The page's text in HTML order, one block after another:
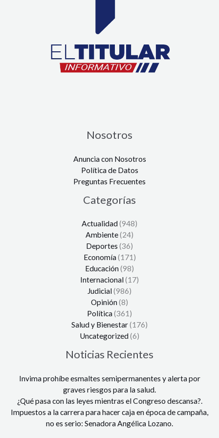
Nosotros
Anuncia con Nosotros
Política de Datos
Preguntas Frecuentes
Categorías
Actualidad(948)
Ambiente(24)
Deportes (36)
Economía(171)
Educación(98)
Internacional(17)
Judicial(986)
Opinión(8)
Política(361)
Salud y Bienestar(176)
Uncategorized(6)
Noticias Recientes
Invima prohíbe esmaltes semipermanentes y alerta por
graves riesgos para la salud.
¿Qué pasa con las leyes mientras el Congreso descansa?.
Impuestos a la carrera para hacer caja en época de campaña,
no es serio: Senadora Angélica Lozano.